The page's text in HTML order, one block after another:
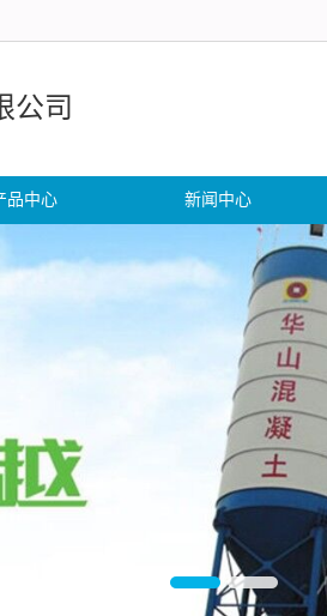
公司
品中心 新闻中心